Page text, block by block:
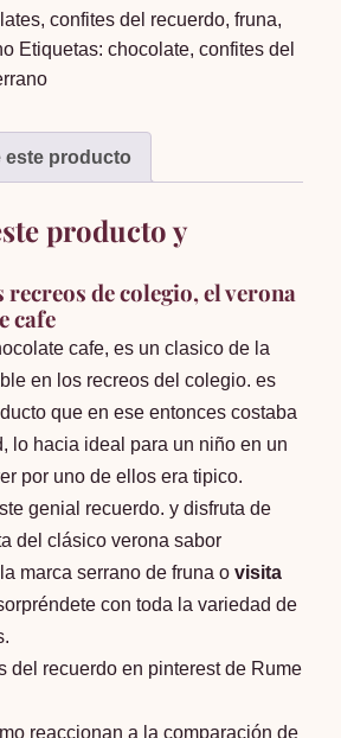
,confites del recuerdo,fruna,
Etiquetas:chocolate,confites del
este producto
producto y
recreos de colegio, el verona
cafe
cafe, es un clasico de la
en los recreos del colegio. es
que en ese entonces costaba
lo hacia ideal para un niño en un
por uno de ellos era tipico.
genial recuerdo. y disfruta de
del clásico verona sabor
marcaserrano de fruna ovisita
con toda la variedad de
del recuerdo en pinterest de Rume
reaccionan a la comparación de